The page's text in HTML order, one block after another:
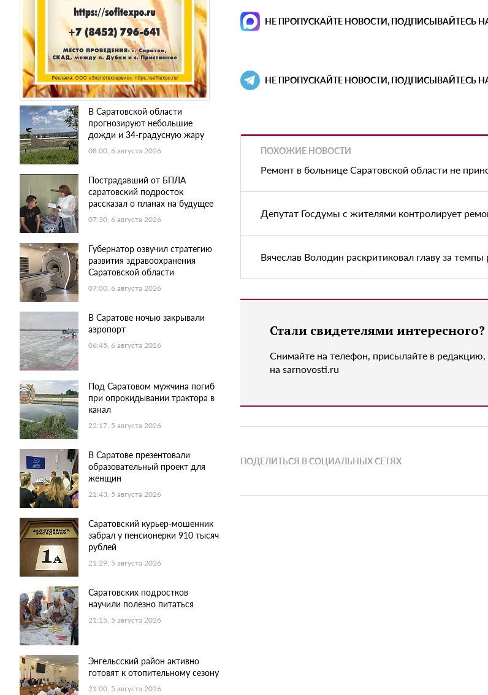
В Саратовской области
прогнозируют небольшие
дожди и 34-градусную жару
08:00, 6 августа 2026
Пострадавший от БПЛА
саратовский подросток
рассказал о планах на будущее
07:30, 6 августа 2026
Губернатор озвучил стратегию
развития здравоохранения
Саратовской области
07:00, 6 августа 2026
В Саратове ночью закрывали
аэропорт
06:45, 6 августа 2026
Под Саратовом мужчина погиб
при опрокидывании трактора в
канал
22:17, 5 августа 2026
В Саратове презентовали
образовательный проект для
женщин
21:43, 5 августа 2026
Саратовский курьер-мошенник
забрал у пенсионерки 910 тысяч
рублей
21:29, 5 августа 2026
Саратовских подростков
научили полезно питаться
21:15, 5 августа 2026
Энгельсский район активно
готовят к отопительному сезону
21:00, 5 августа 2026
НЕ ПРОПУСКАЙТЕ НОВОСТИ, ПОДПИСЫВАЙТЕСЬ
НЕ ПРОПУСКАЙТЕ НОВОСТИ, ПОДПИСЫВАЙТЕСЬ
ПОХОЖИЕ НОВОСТИ
Ремонт в больнице Саратовской области не
Депутат Госдумы с жителями контролирует
Вячеслав Володин раскритиковал главу за
Стали свидетелями интересного?
Снимайте на телефон, присылайте в редакцию,
на sarnovosti.ru
ПОДЕЛИТЬСЯ В СОЦИАЛЬНЫХ СЕТЯХ